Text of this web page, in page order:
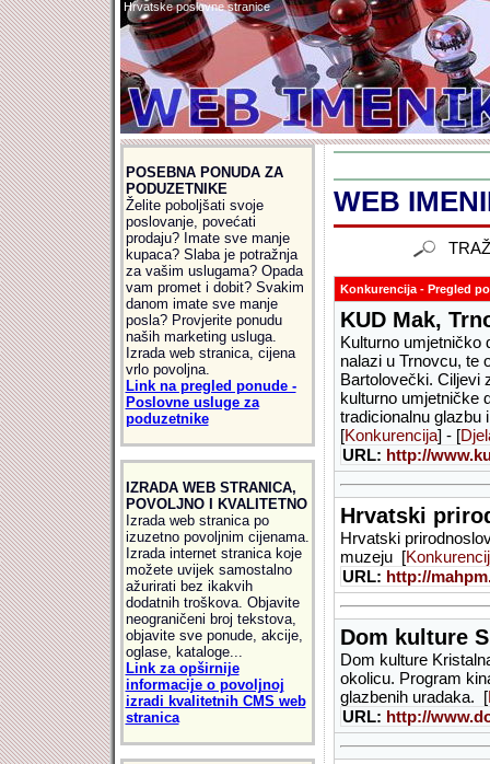
Hrvatske poslovne stranice
POSEBNA PONUDA ZA
PODUZETNIKE
Želite poboljšati svoje
poslovanje, povećati
prodaju? Imate sve manje
kupaca? Slaba je potražnja
za vašim uslugama? Opada
vam promet i dobit? Svakim
danom imate sve manje
posla? Provjerite ponudu
naših marketing usluga.
Izrada web stranica, cijena
vrlo povoljna.
Link na pregled ponude -
Poslovne usluge za
poduzetnike
IZRADA WEB STRANICA,
POVOLJNO I KVALITETNO
Izrada web stranica po
izuzetno povoljnim cijenama.
Izrada internet stranica koje
možete uvijek samostalno
ažurirati bez ikakvih
dodatnih troškova. Objavite
neograničeni broj tekstova,
objavite sve ponude, akcije,
oglase, kataloge...
Link za opširnije
informacije o povoljnoj
izradi kvalitetnih CMS web
stranica
WEB
Konkurencija - Pregled
KUD Mak,
Kulturno umjetničko
nalazi u Trnovcu, te
Bartolovečki. Ciljevi
kulturno umjetničke
tradicionalnu glazbu
[Konkurencija] - [
URL: http://
Hrvatski
Hrvatski
muzeju [
URL: http://
Dom kulture
Dom kulture
okolicu. Program
glazbenih uradaka. [
URL: http://